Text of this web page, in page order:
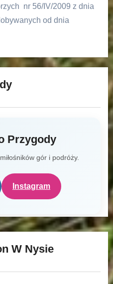
nr 56/IV/2009 z dnia
od dnia
Przygody
gór i podróży.
Instagram
W Nysie